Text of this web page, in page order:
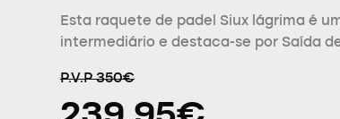
Esta raquete de padel Siux lágrima é
intermediário e destaca-se por Saída
P.V.P 350€